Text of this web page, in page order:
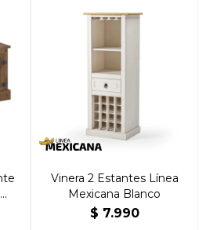
Vinera 2 Estantes Línea
Mexicana Blanco
$ 7.990